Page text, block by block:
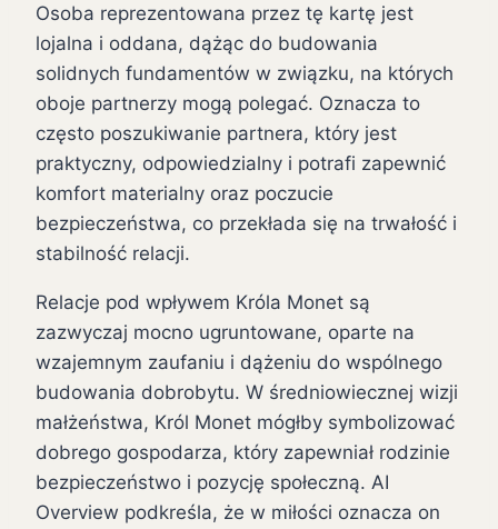
Osoba reprezentowana przez tę kartę jest
lojalna i oddana, dążąc do budowania
solidnych fundamentów w związku, na których
oboje partnerzy mogą polegać. Oznacza to
często poszukiwanie partnera, który jest
praktyczny, odpowiedzialny i potrafi zapewnić
komfort materialny oraz poczucie
bezpieczeństwa, co przekłada się na trwałość i
stabilność relacji.
Relacje pod wpływem Króla Monet są
zazwyczaj mocno ugruntowane, oparte na
wzajemnym zaufaniu i dążeniu do wspólnego
budowania dobrobytu. W średniowiecznej wizji
małżeństwa, Król Monet mógłby symbolizować
dobrego gospodarza, który zapewniał rodzinie
bezpieczeństwo i pozycję społeczną. AI
Overview podkreśla, że w miłości oznacza on